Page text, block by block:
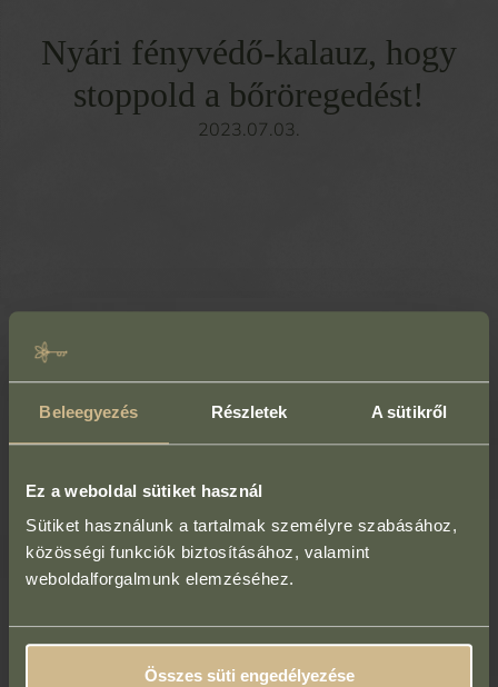
Beleegyezés Részletek A sütikről
Ez a weboldal sütiket használ
Sütiket használunk a tartalmak személyre szabásához,
közösségi funkciók biztosításához, valamint
weboldalforgalmunk elemzéséhez.
Összes süti engedélyezése
Nyári fényvédő-kalauz, hogy
stoppold a bőröregedést!
2023.07.03.
Az első kezelést minden esetben 30 perces konzultáció
megbeszéljük az elképzeléseidet és
felvesszük az anamnézist,
és összeállítjuk a számodra ideális kezelési